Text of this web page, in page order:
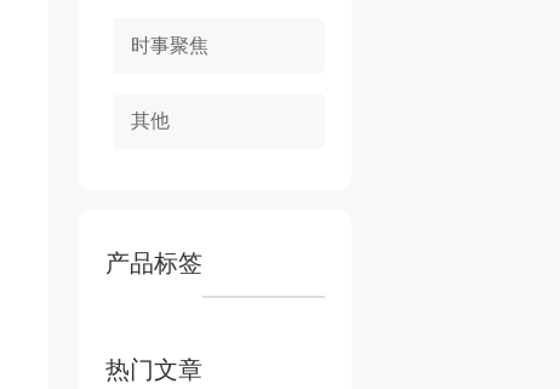
时事聚焦
其他
产品标签
热门文章